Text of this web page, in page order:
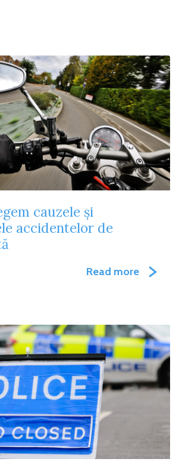
cauzele și
accidentelor de
Read more